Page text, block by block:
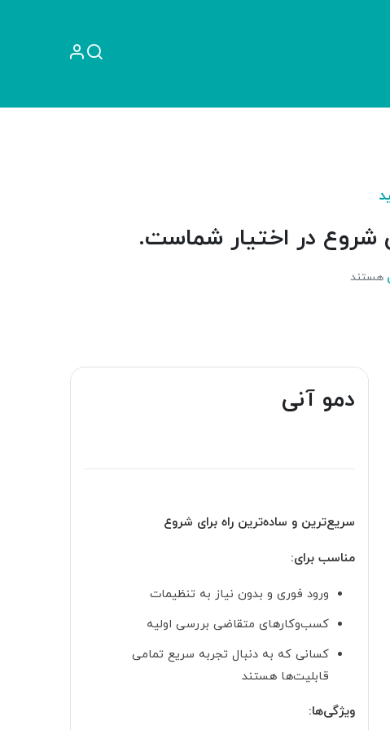
شروع در اختیار شماست.
هستند
دمو آنی
سریع‌ترین و ساده‌ترین راه برای شروع
مناسب برای:
ورود فوری و بدون نیاز به تنظیمات
کسب‌وکارهای متقاضی بررسی اولیه
کسانی که به دنبال تجربه سریع تمامی
قابلیت‌ها هستند
ویژگی‌ها: